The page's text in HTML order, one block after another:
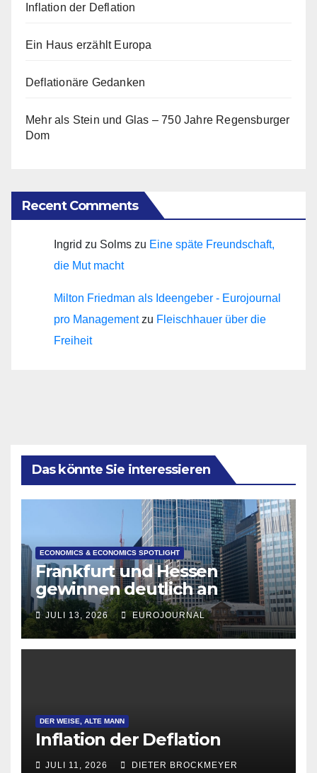
Inflation der Deflation
Ein Haus erzählt Europa
Deflationäre Gedanken
Mehr als Stein und Glas – 750 Jahre Regensburger
Dom
Recent Comments
Ingrid zu Solms zu Eine späte Freundschaft,
die Mut macht
Milton Friedman als Ideengeber - Eurojournal
pro Managementzu Fleischhauer über die
Freiheit
Das könnte Sie interessieren
ECONOMICS & ECONOMICS SPOTLIGHT
Frankfurt und Hessen
gewinnen deutlich an
Attraktivität für Startup-
Gründungen
JULI 13, 2026 EUROJOURNAL
DER WEISE, ALTE MANN
Inflation der Deflation
JULI 11, 2026 DIETER BROCKMEYER